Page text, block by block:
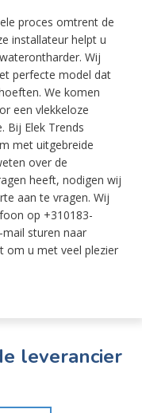
proces omtrent de
installateur helpt u
Wij
perfecte model dat
We komen
een vlekkeloze
Bij Elek Trends
met uitgebreide
over de
heeft, nodigen wij
aan te vragen. Wij
op +310183-
sturen naar
om u met veel plezier
leverancier